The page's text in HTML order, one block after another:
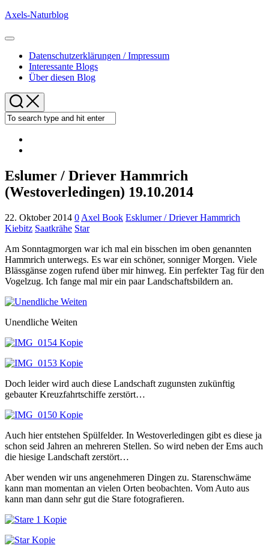
Skip
content
Axels-Naturblog
Expand
Datenschutzerklärungen / Impressum
Interessante Blogs
Über diesen Blog
Eslumer / Driever Hammrich
(Westoverledingen) 19.10.2014
22. Oktober 2014 0 Axel Book Esklumer / Driever Hammrich
Kiebitz Saatkrähe Star
Am Sonntagmorgen war ich mal ein bisschen im oben genannten
Hammrich unterwegs. Es war ein schöner, sonniger Morgen. Viele
Blässgänse zogen rufend über mir hinweg. Ein perfekter Tag für den
Vogelzug. Ich fange mal mir ein paar Landschaftsbildern an.
Unendliche Weiten
Doch leider wird auch diese Landschaft zugunsten zukünftig
gebauter Kreuzfahrtschiffe zerstört…
Auch hier entstehen Spülfelder. In Westoverledingen gibt es diese ja
schon seid Jahren an mehreren Stellen. So wird neben der Ems auch
die hiesige Landschaft zerstört…
Aber wenden wir uns angenehmeren Dingen zu. Starenschwäme
kann man momentan an vielen Orten beobachten. Vom Auto aus
kann man dann sehr gut die Stare fotografieren.